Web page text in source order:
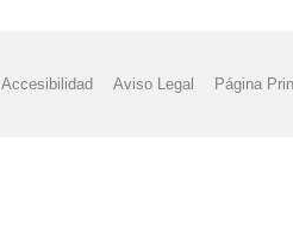
Accesibilidad Aviso Legal Página